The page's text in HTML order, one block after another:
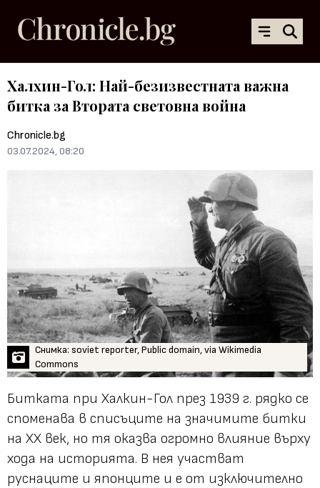
Халхин-Гол: Най-безизвестната важна
битка за Втората световна война
Chronicle.bg
03.07.2024, 08:20
Снимка: soviet reporter, Public domain, via Wikimedia
Commons
Битката при Халкин-Гол през 1939 г. рядко се
споменава в списъците на значимите битки
на XX век, но тя оказва огромно влияние върху
хода на историята. В нея участват
руснаците и японците и е от изключително